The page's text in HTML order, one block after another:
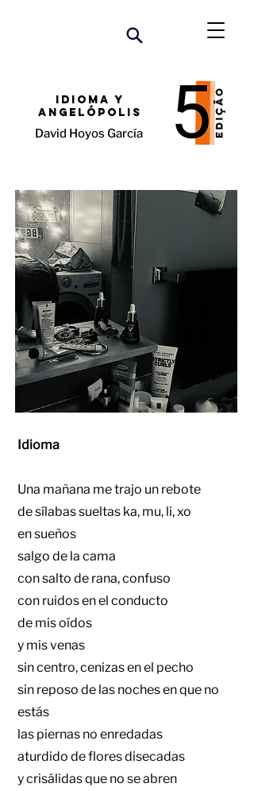
Idioma y
AngelÓpolis
David Hoyos García
Idioma
Una mañana me trajo un rebote
de sílabas sueltas ka, mu, li, xo
en sueños
salgo de la cama
con salto de rana, confuso
con ruidos en el conducto
de mis oídos
y mis venas
sin centro, cenizas en el pecho
sin reposo de las noches en que no
estás
las piernas no enredadas
aturdido de flores disecadas
y crisálidas que no se abren